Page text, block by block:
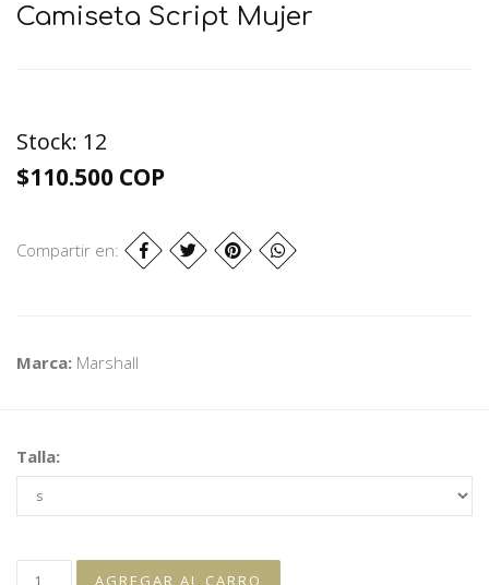
Camiseta Script Mujer
Stock: 12
$110.500 COP
Compartir en:
Marca: Marshall
Talla: